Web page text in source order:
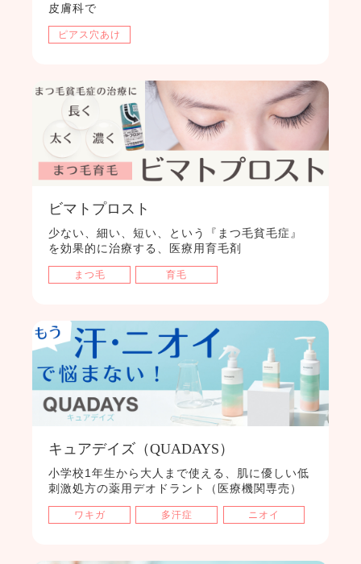
皮膚科で
ピアス穴あけ
ビマトプロスト
少ない、細い、短い、という『まつ毛貧毛症』
を効果的に治療する、医療用育毛剤
まつ毛 育毛
キュアデイズ（QUADAYS）
小学校1年生から大人まで使える、肌に優しい低
刺激処方の薬用デオドラント（医療機関専売）
ワキガ 多汗症 ニオイ